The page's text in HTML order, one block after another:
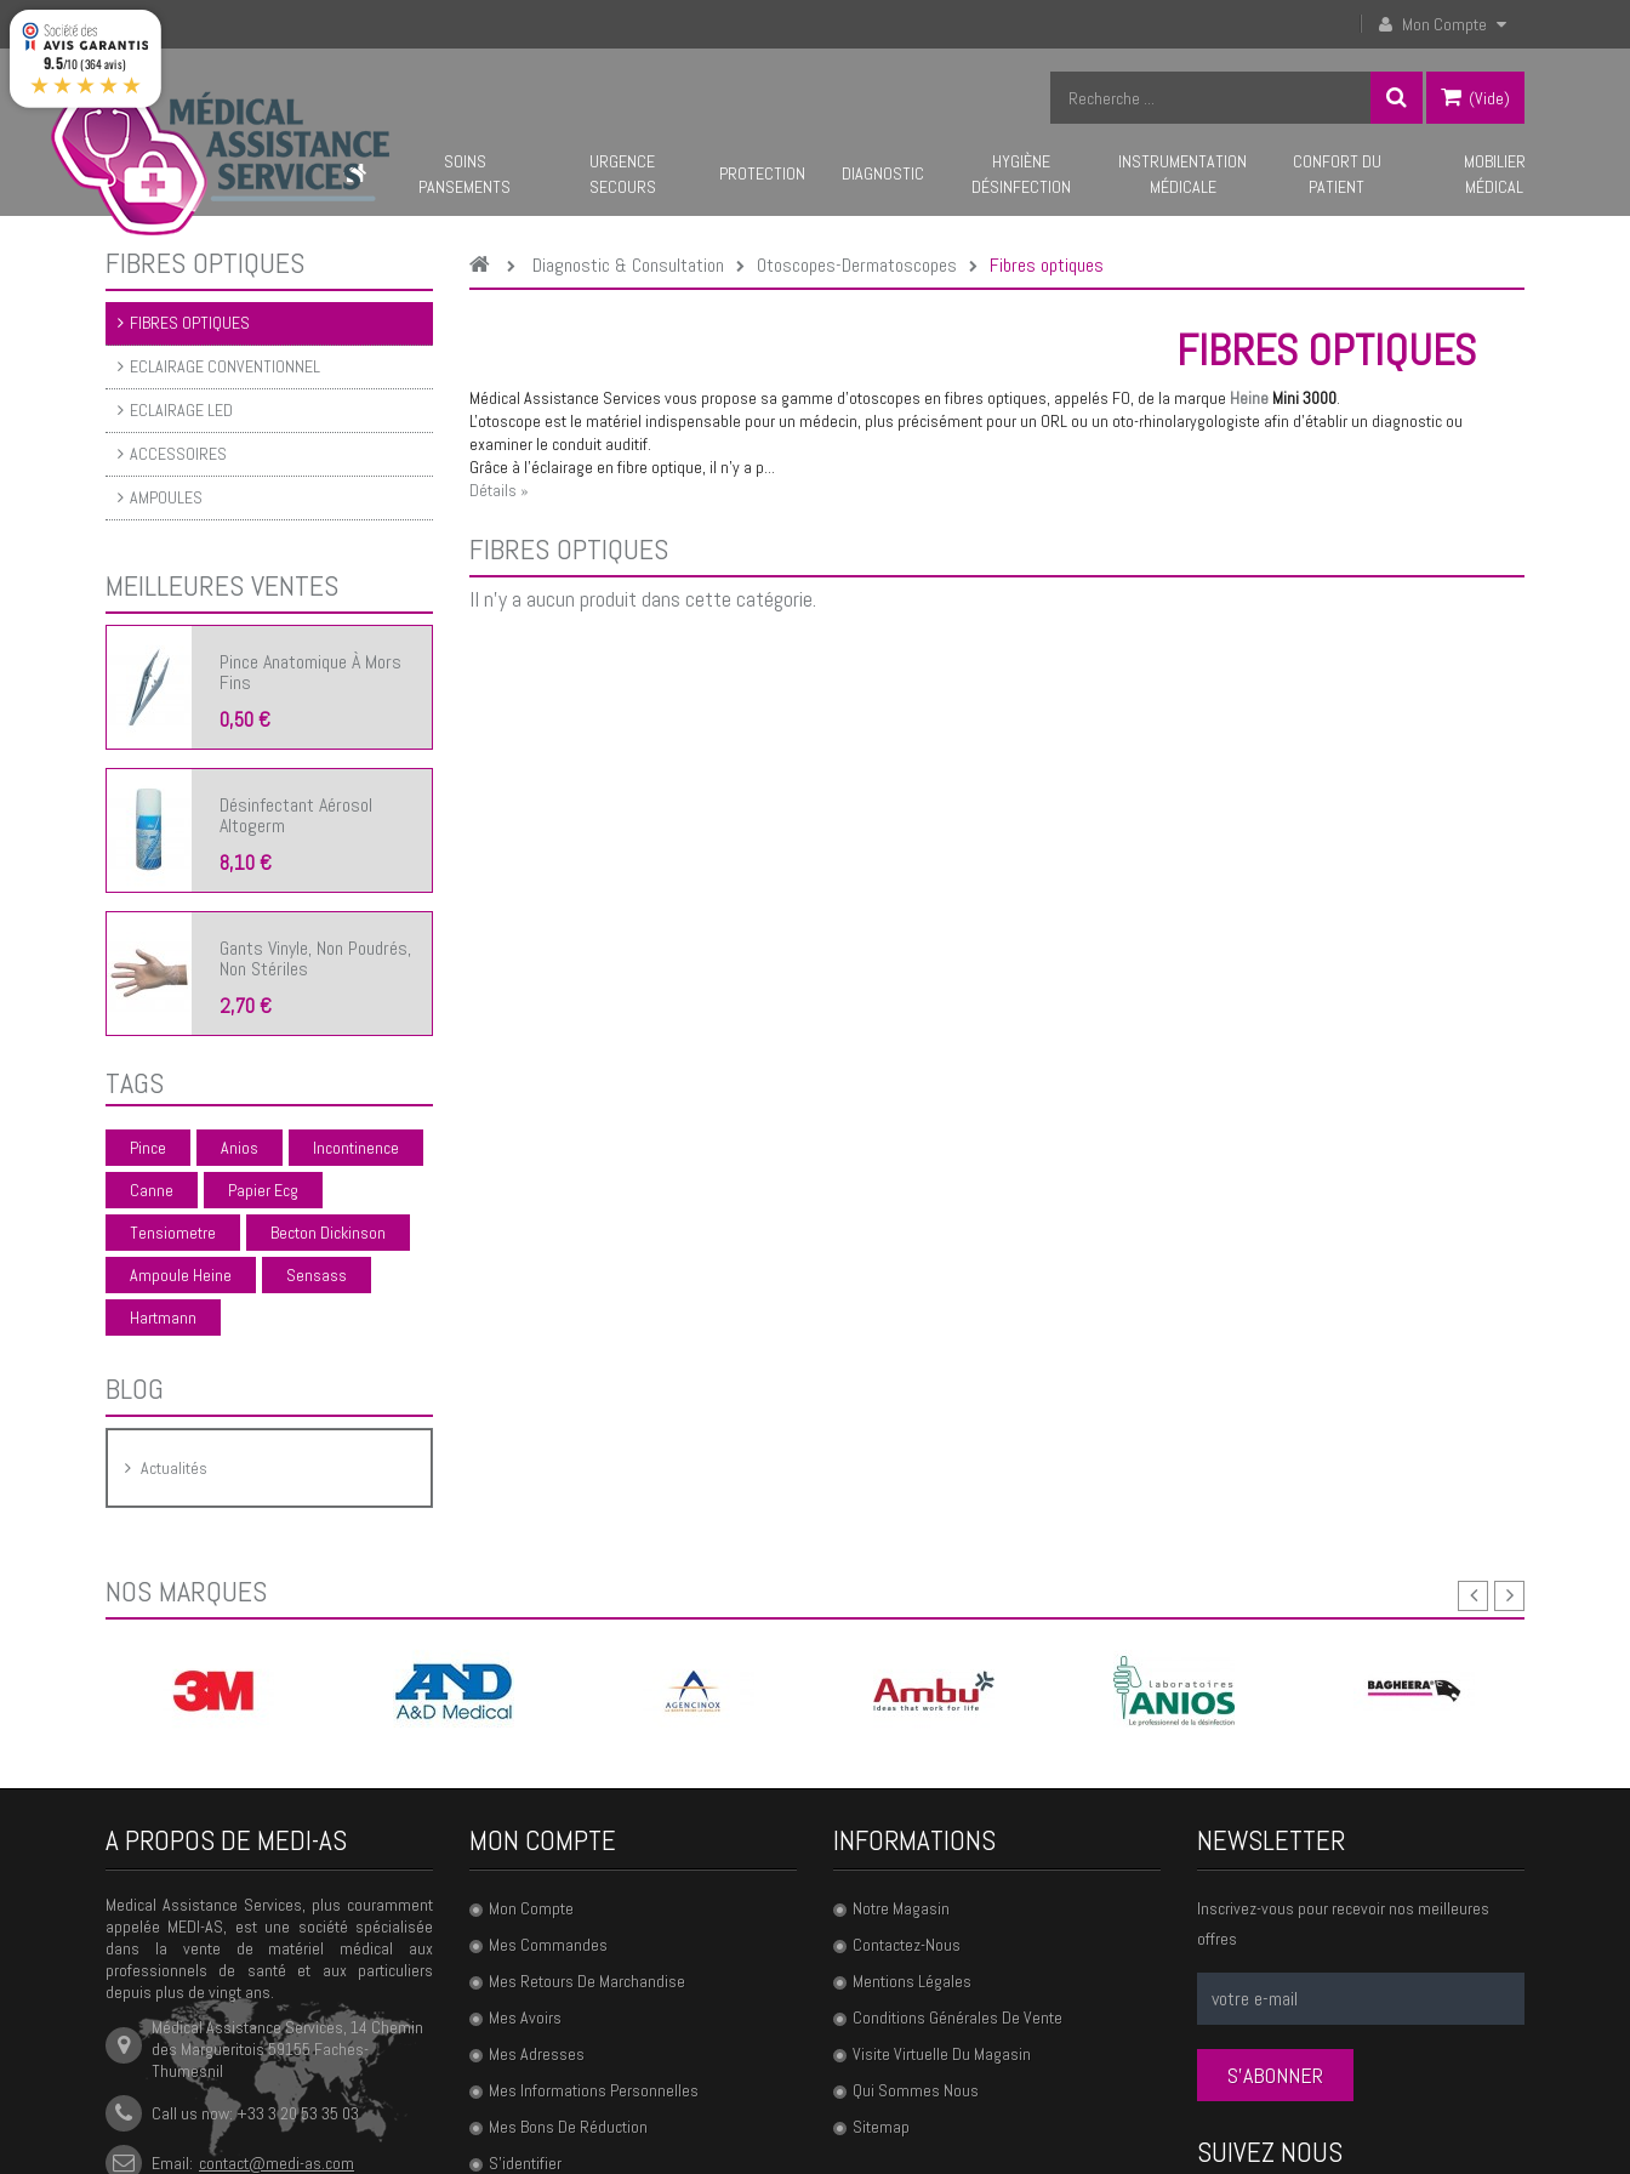
Mon Compte
(vide)
SOINS
PANSEMENTS
URGENCE
SECOURS
PROTECTION DIAGNOSTIC
HYGIÈNE
DÉSINFECTION
INSTRUMENTATION
MÉDICALE
CONFORT DU
PATIENT
MOBILIER
MÉDICAL
FIBRES OPTIQUES
FIBRES OPTIQUES
ECLAIRAGE CONVENTIONNEL
ECLAIRAGE LED
ACCESSOIRES
AMPOULES
MEILLEURES VENTES
Pince Anatomique À Mors
Fins
0,50 €
Désinfectant Aérosol
Altogerm
8,10 €
Gants Vinyle, Non Poudrés,
Non Stériles
2,70 €
TAGS
Pince Anios
Incontinence
Canne
Papier Ecg
Tensiometre
Becton Dickinson
Ampoule Heine
Sensass
Hartmann
BLOG
Actualités
Diagnostic & Consultation Otoscopes-Dermatoscopes Fibres optiques
FIBRES OPTIQUES
Médical Assistance Services vous propose sa gamme d'otoscopes en fibres optiques, appelés FO, de la marque Heine Mini 3000.
L'otoscope est le matériel indispensable pour un médecin, plus précisément pour un ORL ou un oto-rhinolarygologiste afin d'établir un diagnostic ou
examiner le conduit auditif.
Grâce à l'éclairage en fibre optique, il n'y a p...
Détails »
FIBRES OPTIQUES
Il n'y a aucun produit dans cette catégorie.
NOS MARQUES
A PROPOS DE MEDI-AS
Medical Assistance Services, plus couramment
appelée MEDI-AS, est une société spécialisée
dans la vente de matériel médical aux
professionnels de santé et aux particuliers
depuis plus de vingt ans.
Médical Assistance Services, 14 Chemin
des Margueritois 59155 Faches-
Thumesnil
Call us now: +33 3 20 53 35 03
Email: contact@medi-as.com
MON COMPTE
Mon Compte
Mes Commandes
Mes Retours De Marchandise
Mes Avoirs
Mes Adresses
Mes Informations Personnelles
Mes Bons De Réduction
S'identifier
INFORMATIONS
Notre Magasin
Contactez-Nous
Mentions Légales
Conditions Générales De Vente
Visite Virtuelle Du Magasin
Qui Sommes Nous
Sitemap
NEWSLETTER
Inscrivez-vous pour recevoir nos meilleures
offres
S'ABONNER
SUIVEZ NOUS
9.5/10 (364 avis)
★★★★★